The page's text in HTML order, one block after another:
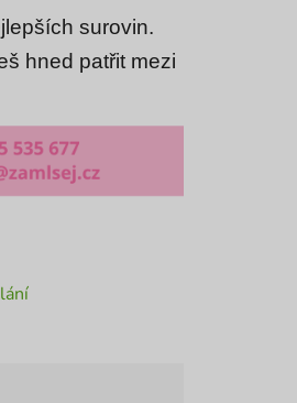
surovin.
hned patřit mezi